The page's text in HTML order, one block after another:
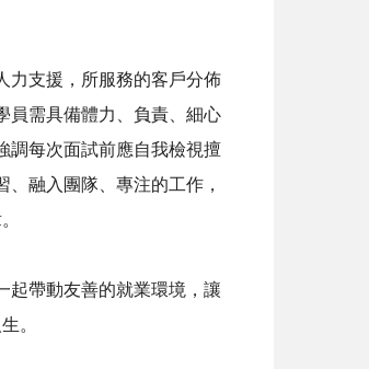
力支援，所服務的客戶分佈
員需具備體力、負責、細心
調每次面試前應自我檢視擅
融入團隊、專注的工作，
起帶動友善的就業環境，讓
。